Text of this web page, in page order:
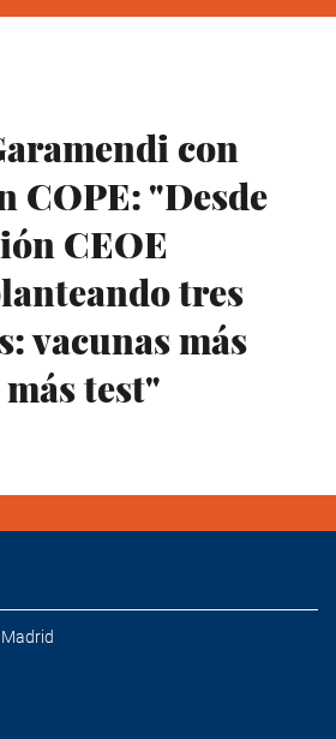
con
COPE: "Desde
CEOE
tres
vacunas más
test"